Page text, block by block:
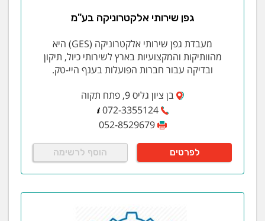
גפן שירותי אלקטרוניקה בע"מ
מעבדת גפן שירותי אלקטרוניקה (GES) היא
מהוותיקות והמקצועיות בארץ לשירותי כיול, תיקון
ובדיקה עבור חברות הפועלות בענף היי-טק.
בן ציון גליס 9, פתח תקוה
072-3355124
052-8529679
לפרטים הוסף לרשימה